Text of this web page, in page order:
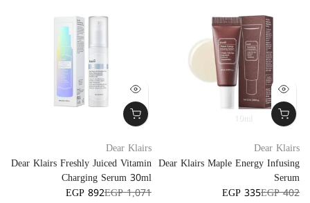
10ml
Dear Klairs
Dear Klairs Maple Energy Infusing
Serum
EGP 402
EGP 335
Dear Klairs
Dear Klairs Freshly Juiced Vitamin
Charging Serum 30ml
EGP 1,071
EGP 892